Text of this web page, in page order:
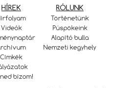
HÍREK
Videók
Címkék
bízom!
RÓLUNK
Történetünk
Püspökeink
Alapító bulla
Nemzeti kegyhely